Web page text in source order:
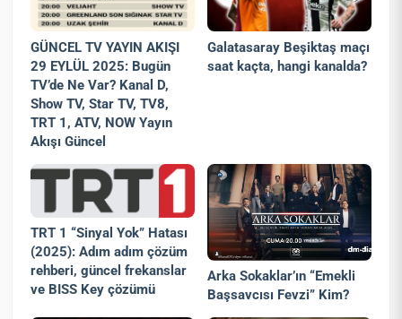
GÜNCEL TV YAYIN AKIŞI
29 EYLÜL 2025: Bugün
TV’de Ne Var? Kanal D,
Show TV, Star TV, TV8,
TRT 1, ATV, NOW Yayın
Akışı Güncel
Galatasaray Beşiktaş maçı
saat kaçta, hangi kanalda?
TRT 1 “Sinyal Yok” Hatası
(2025): Adım adım çözüm
rehberi, güncel frekanslar
ve BISS Key çözümü
Arka Sokaklar’ın “Emekli
Başsavcısı Fevzi” Kim?